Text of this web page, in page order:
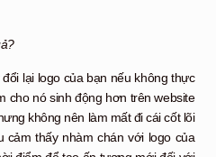
lại logo của bạn nếu không thực
cho nó sinh động hơn trên website
không nên làm mất đi cái cốt lõi
cảm thấy nhàm chán với logo của